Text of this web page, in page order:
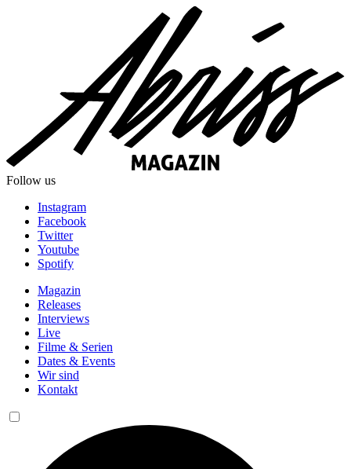
Follow us
Instagram
Facebook
Twitter
Youtube
Spotify
Magazin
Releases
Interviews
Live
Filme & Serien
Dates & Events
Wir sind
Kontakt